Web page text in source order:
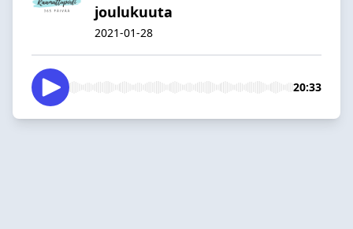
joulukuuta
2021-01-28
20:33